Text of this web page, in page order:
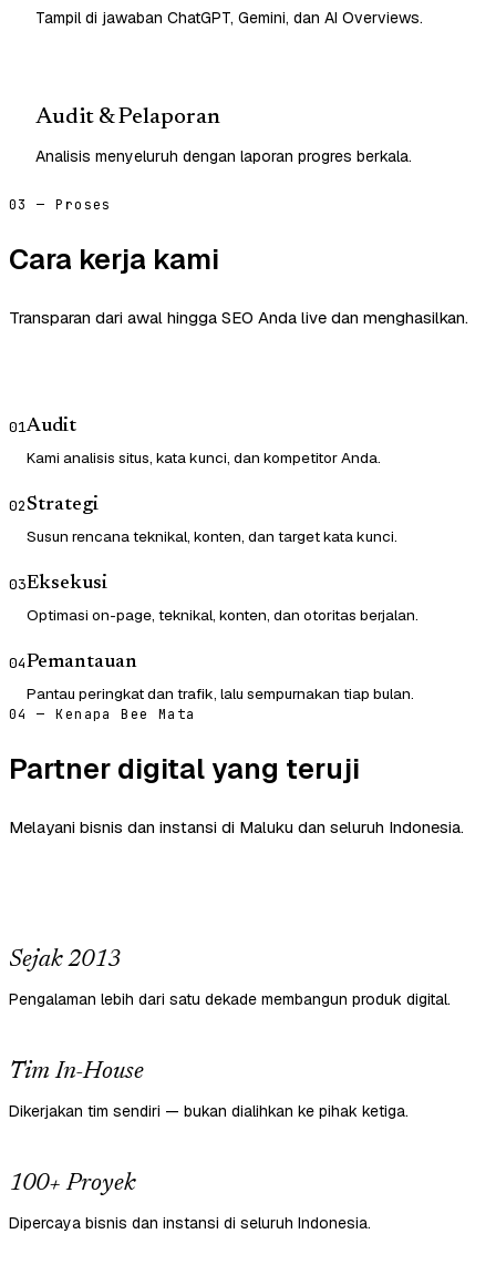
Tampil di jawaban ChatGPT, Gemini, dan AI Overviews.
Audit & Pelaporan
Analisis menyeluruh dengan laporan progres berkala.
03 — Proses
Cara kerja kami
Transparan dari awal hingga SEO Anda live dan menghasilkan.
01Audit
Kami analisis situs, kata kunci, dan kompetitor Anda.
02Strategi
Susun rencana teknikal, konten, dan target kata kunci.
03Eksekusi
Optimasi on-page, teknikal, konten, dan otoritas berjalan.
04Pemantauan
Pantau peringkat dan trafik, lalu sempurnakan tiap bulan.
04 — Kenapa Bee Mata
Partner digital yang teruji
Melayani bisnis dan instansi di Maluku dan seluruh Indonesia.
Sejak 2013
Pengalaman lebih dari satu dekade membangun produk digital.
Tim In-House
Dikerjakan tim sendiri — bukan dialihkan ke pihak ketiga.
100+ Proyek
Dipercaya bisnis dan instansi di seluruh Indonesia.